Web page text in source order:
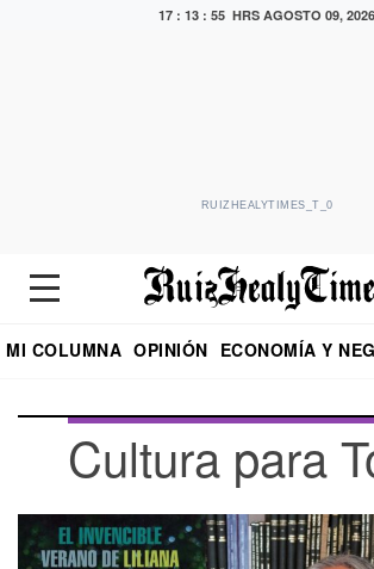
17 : 13 : 57 HRS AGOSTO 09, 2026
RUIZHEALYTIMES_T_0
MI COLUMNA OPINIÓN ECONOMÍA Y
Cultura para